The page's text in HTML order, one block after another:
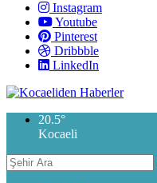
Instagram
Youtube
Pinterest
Dribbble
LinkedIn
20.5°
Kocaeli